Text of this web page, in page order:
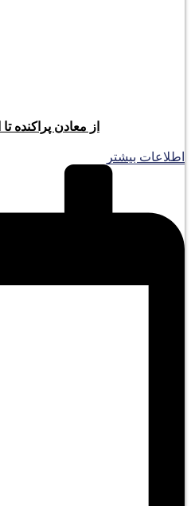
از معادن پراکنده
اطلاعات بیشتر